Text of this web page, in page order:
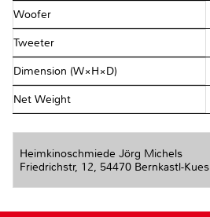
Woofer
Tweeter
Dimension (W×H×D)
Net Weight
Heimkinoschmiede Jörg Michels
Friedrichstr, 12, 54470 Bernkastl-Kues